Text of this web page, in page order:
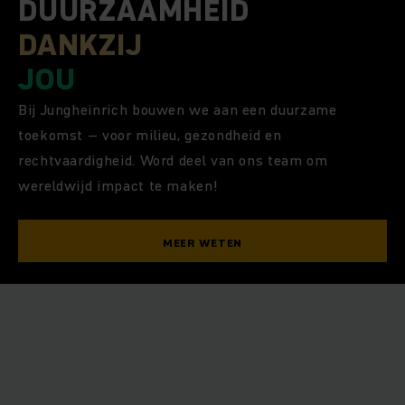
DUURZAAMHEID
DANKZIJ
JOU
Bij Jungheinrich bouwen we aan een duurzame
toekomst – voor milieu, gezondheid en
rechtvaardigheid. Word deel van ons team om
wereldwijd impact te maken!
MEER WETEN